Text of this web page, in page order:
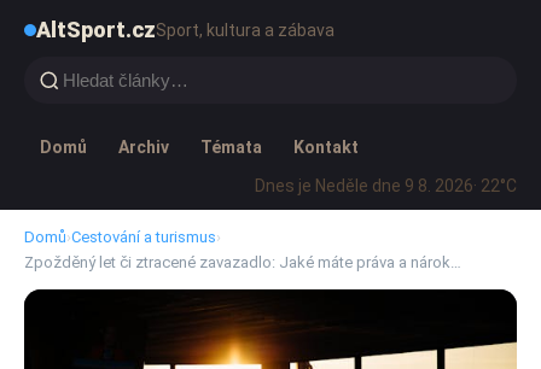
AltSport.czSport, kultura a zábava
Domů Archiv Témata
Kontakt
Dnes je Neděle dne 9 8. 2026· 22°C
Domů›Cestování a turismus›
Zpožděný let či ztracené zavazadlo: Jaké máte práva a nárok…